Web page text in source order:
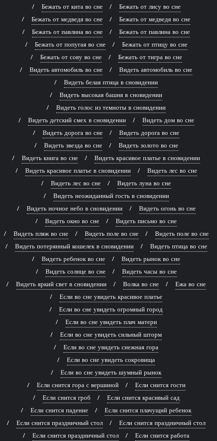
Бежать от кита во сне
Бежать от лису во сне
Бежать от медведя во сне
Бежать от медведя во сне
Бежать от павлина во сне
Бежать от павлина во сне
Бежать от попугая во сне
Бежать от птицу во сне
Бежать от сову во сне
Бежать от тигра во сне
Видеть автомобиль во сне
Видеть автомобиль во сне
Видеть белая птица в сновидении
Видеть высокая башня в сновидении
Видеть голос из темноты в сновидении
Видеть детский смех в сновидении
Видеть дом во сне
Видеть дорога во сне
Видеть дорога во сне
Видеть звезда во сне
Видеть золото во сне
Видеть книга во сне
Видеть красивое платье в сновидении
Видеть красивое платье в сновидении
Видеть лес во сне
Видеть лес во сне
Видеть луна во сне
Видеть неожиданный гость в сновидении
Видеть ночное небо в сновидении
Видеть огонь во сне
Видеть окно во сне
Видеть письмо во сне
Видеть пляж во сне
Видеть поле во сне
Видеть поле во сне
Видеть потерянный кошелек в сновидении
Видеть птица во сне
Видеть ребенок во сне
Видеть рынок во сне
Видеть солнце во сне
Видеть часы во сне
Видеть яркий свет в сновидении
Волка во сне
Ежа во сне
Если во сне увидеть красивое платье
Если во сне увидеть огромный город
Если во сне увидеть плач матери
Если во сне увидеть сильный шторм
Если во сне увидеть снежная гора
Если во сне увидеть сокровища
Если во сне увидеть шумный рынок
Если снится гора с вершиной
Если снится гости
Если снится гроб
Если снится красивый сад
Если снится падение
Если снится плачущий ребенок
Если снится праздничный стол
Если снится праздничный стол
Если снится праздничный стол
Если снится работа